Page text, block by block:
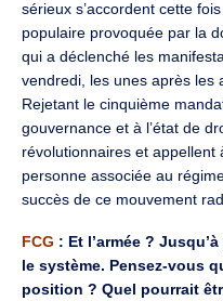
sérieux s’accordent cette
populaire provoquée par la
qui a déclenché les
vendredi, les unes après les
Rejetant le cinquième
gouvernance et à l’état de
révolutionnaires et appellent
personne associée au
succès de ce mouvement
FCG : Et l’armée ?
le système. Pensez-vous
position ? Quel pourrait